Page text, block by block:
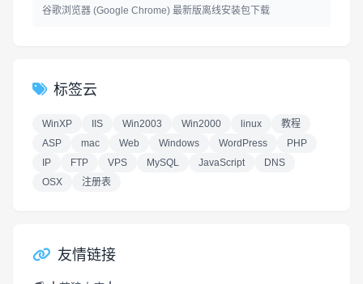
谷歌浏览器 (Google Chrome) 最新版离线安装包下载
标签云
WinXP IIS Win2003 Win2000 linux
教程
ASP
mac Web Windows WordPress
PHP
IP
FTP VPS MySQL JavaScript
DNS
OSX
注册表
友情链接